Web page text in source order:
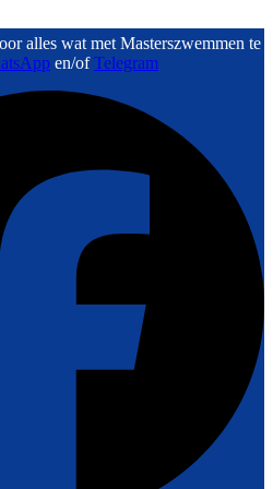
alles wat met Masterszwemmen te
en/ofTelegram